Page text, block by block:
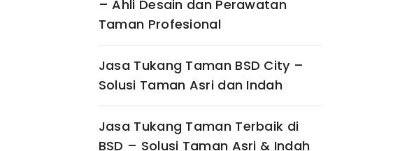
– Ahli Desain dan Perawatan
Taman Profesional
Jasa Tukang Taman BSD City –
Solusi Taman Asri dan Indah
Jasa Tukang Taman Terbaik di
BSD – Solusi Taman Asri & Indah